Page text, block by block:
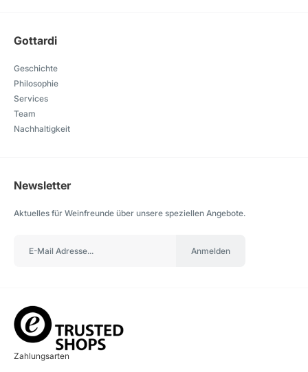
Gottardi
Geschichte
Philosophie
Services
Team
Nachhaltigkeit
Newsletter
Aktuelles für Weinfreunde über unsere speziellen Angebote.
Anmelden
Zahlungsarten